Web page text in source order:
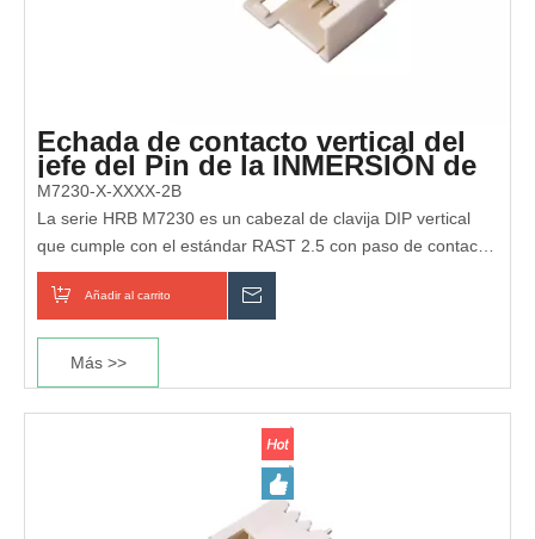
Echada de contacto vertical del
jefe del Pin de la INMERSIÓN de
HRB RAST 2,5 2.5m m
M7230-X-XXXX-2B
La serie HRB M7230 es un cabezal de clavija DIP vertical
que cumple con el estándar RAST 2.5 con paso de contacto
de 2,5 mm, pestillo de bloqueo integrado, espiga de
posicionamiento y codificación personalizable. Proporciona
estables para electrodomésticos, electrónica automotriz,
controles industriales y dispositivos inteligentes.
Añadir al carrito
Más >>